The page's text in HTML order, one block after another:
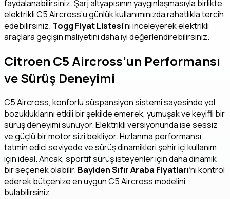
faydalanabilirsiniz. Şarj altyapısının yaygınlaşmasıyla birlikte,
elektrikli C5 Aircross’u günlük kullanımınızda rahatlıkla tercih
edebilirsiniz. Togg Fiyat Listesi‘ni inceleyerek elektrikli
araçlara geçişin maliyetini daha iyi değerlendirebilirsiniz.
Citroen C5 Aircross’un Performansı
ve Sürüş Deneyimi
C5 Aircross, konforlu süspansiyon sistemi sayesinde yol
bozukluklarını etkili bir şekilde emerek, yumuşak ve keyifli bir
sürüş deneyimi sunuyor. Elektrikli versiyonunda ise sessiz
ve güçlü bir motor sizi bekliyor. Hızlanma performansı
tatmin edici seviyede ve sürüş dinamikleri şehir içi kullanım
için ideal. Ancak, sportif sürüş isteyenler için daha dinamik
bir seçenek olabilir. Bayiden Sıfır Araba Fiyatları‘nı kontrol
ederek bütçenize en uygun C5 Aircross modelini
bulabilirsiniz.